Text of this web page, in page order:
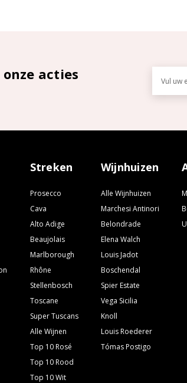
acties
mailadres
Streken
Prosecco
Cava
Alto Adige
Beaujolais
Marlborough
Rhône
Stellenbosch
Toscane
Super Tuscans
Alle Wijnen
Top 10 Rosé
Top 10 Rood
Top 10 Wit
Wijnhuizen
Alle Wijnhuizen
Marchesi Antinori
Belondrade
Elena Walch
Louis Jadot
Boschendal
Spier Estate
Vega Sicilia
Knoll
Louis Roederer
Tómas Postigo